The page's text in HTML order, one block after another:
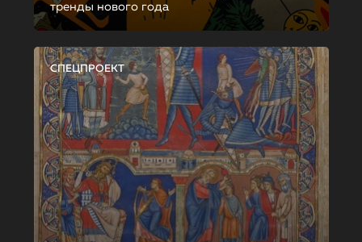
тренды нового года
СПЕЦПРОЕКТ